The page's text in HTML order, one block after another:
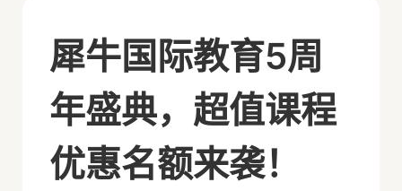
犀牛国际教育5周
年盛典，超值课程
优惠名额来袭！